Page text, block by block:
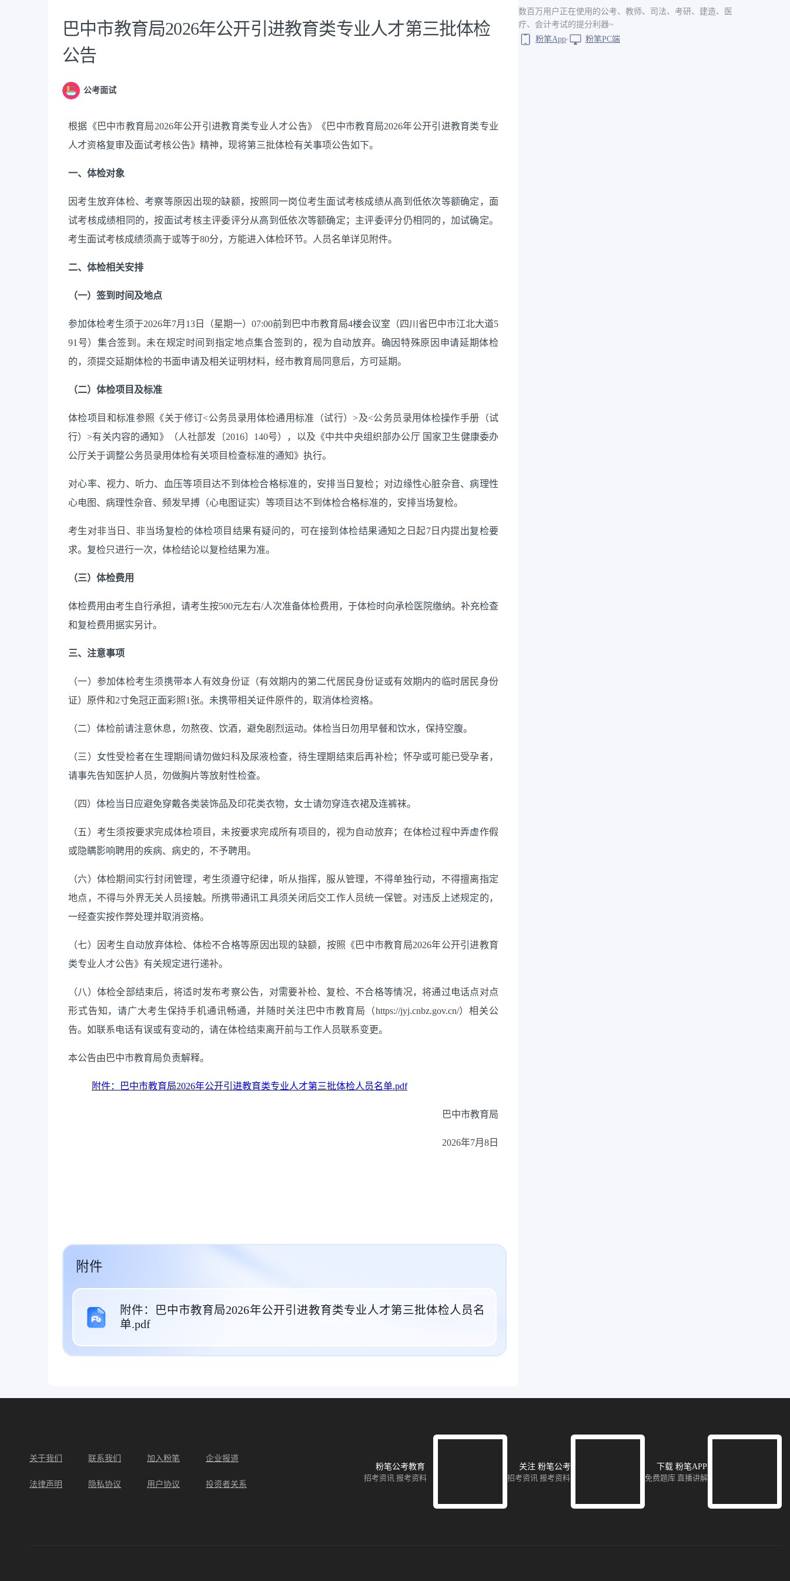
巴中市教育局2026年公开引进教育类专业人才第三批体检
公告
公考面试
根据《巴中市教育局2026年公开引进教育类专业人才公告》《巴中市教育局2026年公开引进教育类专业
人才资格复审及面试考核公告》精神，现将第三批体检有关事项公告如下。
一、体检对象
因考生放弃体检、考察等原因出现的缺额，按照同一岗位考生面试考核成绩从高到低依次等额确定，面
试考核成绩相同的，按面试考核主评委评分从高到低依次等额确定；主评委评分仍相同的，加试确定。
考生面试考核成绩须高于或等于80分，方能进入体检环节。人员名单详见附件。
二、体检相关安排
（一）签到时间及地点
参加体检考生须于2026年7月13日（星期一）07:00前到巴中市教育局4楼会议室（四川省巴中市江北大道5
91号）集合签到。未在规定时间到指定地点集合签到的，视为自动放弃。确因特殊原因申请延期体检
的，须提交延期体检的书面申请及相关证明材料，经市教育局同意后，方可延期。
（二）体检项目及标准
体检项目和标准参照《关于修订<公务员录用体检通用标准（试行）>及<公务员录用体检操作手册（试
行）>有关内容的通知》（人社部发〔2016〕140号），以及《中共中央组织部办公厅 国家卫生健康委办
公厅关于调整公务员录用体检有关项目检查标准的通知》执行。
对心率、视力、听力、血压等项目达不到体检合格标准的，安排当日复检；对边缘性心脏杂音、病理性
心电图、病理性杂音、频发早搏（心电图证实）等项目达不到体检合格标准的，安排当场复检。
考生对非当日、非当场复检的体检项目结果有疑问的，可在接到体检结果通知之日起7日内提出复检要
求。复检只进行一次，体检结论以复检结果为准。
（三）体检费用
体检费用由考生自行承担，请考生按500元左右/人次准备体检费用，于体检时向承检医院缴纳。补充检查
和复检费用据实另计。
三、注意事项
（一）参加体检考生须携带本人有效身份证（有效期内的第二代居民身份证或有效期内的临时居民身份
证）原件和2寸免冠正面彩照1张。未携带相关证件原件的，取消体检资格。
（二）体检前请注意休息，勿熬夜、饮酒，避免剧烈运动。体检当日勿用早餐和饮水，保持空腹。
（三）女性受检者在生理期间请勿做妇科及尿液检查，待生理期结束后再补检；怀孕或可能已受孕者，
请事先告知医护人员，勿做胸片等放射性检查。
（四）体检当日应避免穿戴各类装饰品及印花类衣物，女士请勿穿连衣裙及连裤袜。
（五）考生须按要求完成体检项目，未按要求完成所有项目的，视为自动放弃；在体检过程中弄虚作假
或隐瞒影响聘用的疾病、病史的，不予聘用。
（六）体检期间实行封闭管理，考生须遵守纪律，听从指挥，服从管理，不得单独行动，不得擅离指定
地点，不得与外界无关人员接触。所携带通讯工具须关闭后交工作人员统一保管。对违反上述规定的，
一经查实按作弊处理并取消资格。
（七）因考生自动放弃体检、体检不合格等原因出现的缺额，按照《巴中市教育局2026年公开引进教育
类专业人才公告》有关规定进行递补。
（八）体检全部结束后，将适时发布考察公告，对需要补检、复检、不合格等情况，将通过电话点对点
形式告知，请广大考生保持手机通讯畅通，并随时关注巴中市教育局（https://jyj.cnbz.gov.cn/）相关公
告。如联系电话有误或有变动的，请在体检结束离开前与工作人员联系变更。
本公告由巴中市教育局负责解释。
附件：巴中市教育局2026年公开引进教育类专业人才第三批体检人员名单.pdf
巴中市教育局
2026年7月8日
附件
附件：巴中市教育局2026年公开引进教育类专业人才第三批体检人员名
单.pdf
数百万用户正在使用的公考、教师、司法、考研、建造、医
疗、会计考试的提分利器~
粉笔App
粉笔PC端
关于我们 联系我们 加入粉笔 企业报道
法律声明 隐私协议 用户协议 投资者关系
粉笔公考教育
招考资讯 报考资料
关注 粉笔公考
招考资讯 报考资料
下载 粉笔APP
免费题库 直播讲解